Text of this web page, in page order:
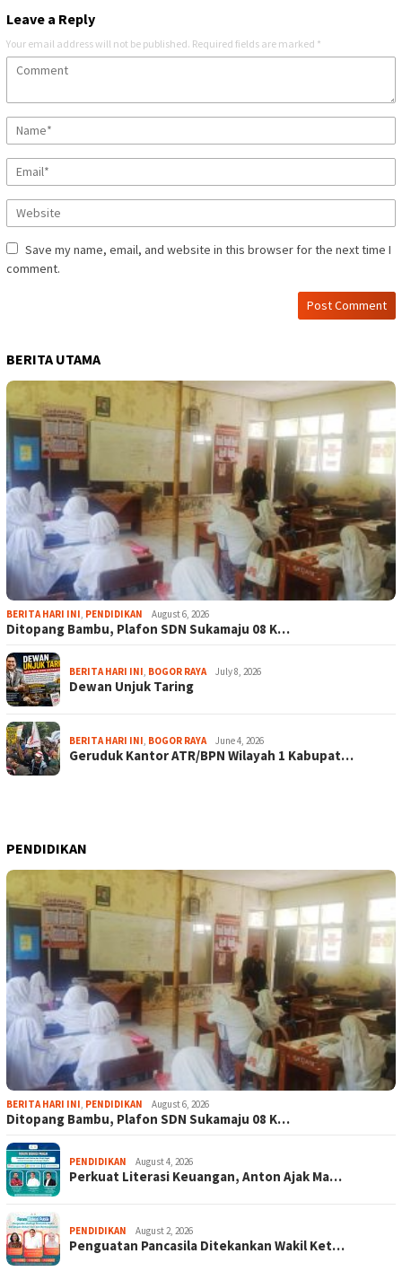
Leave a Reply
Your email address will not be published. Required fields are marked *
Save my name, email, and website in this browser for the next time I
comment.
BERITA UTAMA
BERITA HARI INI, PENDIDIKAN August 6, 2026
Ditopang Bambu, Plafon SDN Sukamaju 08 K…
BERITA HARI INI, BOGOR RAYA July 8, 2026
Dewan Unjuk Taring
BERITA HARI INI, BOGOR RAYA June 4, 2026
Geruduk Kantor ATR/BPN Wilayah 1 Kabupat…
PENDIDIKAN
BERITA HARI INI, PENDIDIKAN August 6, 2026
Ditopang Bambu, Plafon SDN Sukamaju 08 K…
PENDIDIKAN August 4, 2026
Perkuat Literasi Keuangan, Anton Ajak Ma…
PENDIDIKAN August 2, 2026
Penguatan Pancasila Ditekankan Wakil Ket…